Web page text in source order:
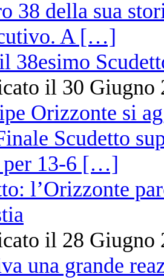
38esimo
il 30 Giugno
l’Orizzonte
il 28 Giugno